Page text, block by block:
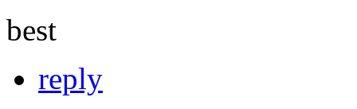
best
reply